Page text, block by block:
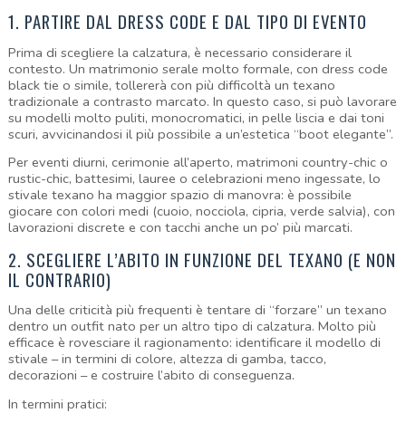
1. PARTIRE DAL DRESS CODE E DAL TIPO DI EVENTO
Prima di scegliere la calzatura, è necessario considerare il
contesto. Un matrimonio serale molto formale, con dress code
black tie o simile, tollererà con più difficoltà un texano
tradizionale a contrasto marcato. In questo caso, si può lavorare
su modelli molto puliti, monocromatici, in pelle liscia e dai toni
scuri, avvicinandosi il più possibile a un’estetica “boot elegante”.
Per eventi diurni, cerimonie all’aperto, matrimoni country-chic o
rustic-chic, battesimi, lauree o celebrazioni meno ingessate, lo
stivale texano ha maggior spazio di manovra: è possibile
giocare con colori medi (cuoio, nocciola, cipria, verde salvia), con
lavorazioni discrete e con tacchi anche un po’ più marcati.
2. SCEGLIERE L’ABITO IN FUNZIONE DEL TEXANO (E NON
IL CONTRARIO)
Una delle criticità più frequenti è tentare di “forzare” un texano
dentro un outfit nato per un altro tipo di calzatura. Molto più
efficace è rovesciare il ragionamento: identificare il modello di
stivale – in termini di colore, altezza di gamba, tacco,
decorazioni – e costruire l’abito di conseguenza.
In termini pratici: